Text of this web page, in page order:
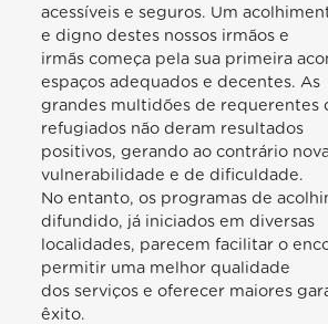
acessíveis e seguros. Um
e digno destes nossos irmãos e
irmãs começa pela sua primeira
espaços adequados e decentes. As
grandes multidões de requerentes
refugiados não deram resultados
positivos, gerando ao contrário
vulnerabilidade e de dificuldade.
No entanto, os programas de
difundido, já iniciados em diversas
localidades, parecem facilitar o
permitir uma melhor qualidade
dos serviços e oferecer maiores
êxito.